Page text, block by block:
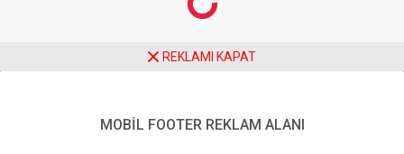
REKLAMI KAPAT
MOBİL FOOTER REKLAM ALANI